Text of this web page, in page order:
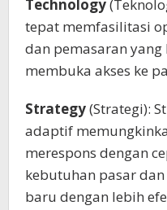
Technology
tepat memfasilitasi
dan pemasaran
membuka akses ke
Strategy(Strategi):
adaptif
merespons dengan
kebutuhan pasar
baru dengan lebih